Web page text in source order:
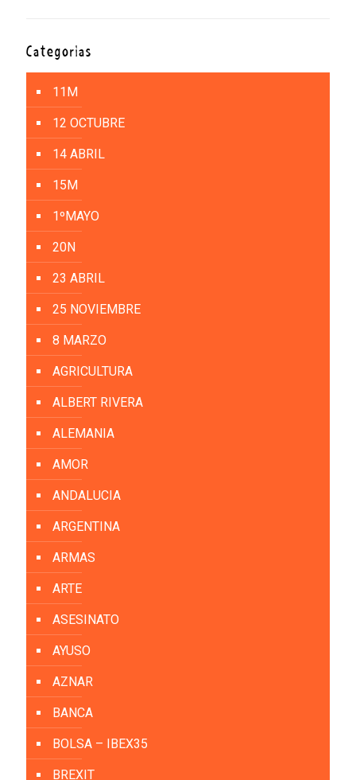
Categorías
11M
12 OCTUBRE
14 ABRIL
15M
1ºMAYO
20N
23 ABRIL
25 NOVIEMBRE
8 MARZO
AGRICULTURA
ALBERT RIVERA
ALEMANIA
AMOR
ANDALUCIA
ARGENTINA
ARMAS
ARTE
ASESINATO
AYUSO
AZNAR
BANCA
BOLSA – IBEX35
BREXIT